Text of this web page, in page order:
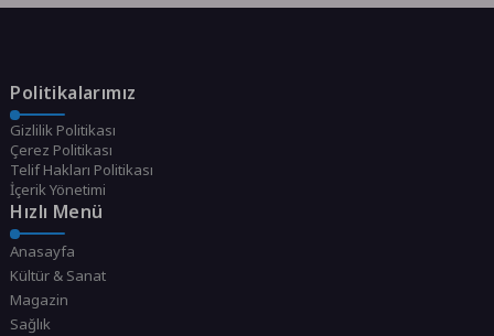
Politikalarımız
Gizlilik Politikası
Çerez Politikası
Telif Hakları Politikası
İçerik Yönetimi
Hızlı Menü
Anasayfa
Kültür & Sanat
Magazin
Sağlık